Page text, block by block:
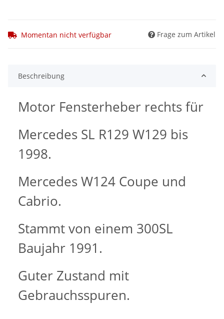
Momentan nicht verfügbar Frage zum Artikel
Beschreibung
Motor Fensterheber rechts für
Mercedes SL R129 W129 bis
1998.
Mercedes W124 Coupe und
Cabrio.
Stammt von einem 300SL
Baujahr 1991.
Guter Zustand mit
Gebrauchsspuren.